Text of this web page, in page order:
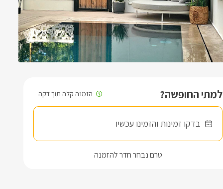
למתי החופשה?
בדקו זמינות והזמינו עכשיו
טרם נבחר חדר להזמנה